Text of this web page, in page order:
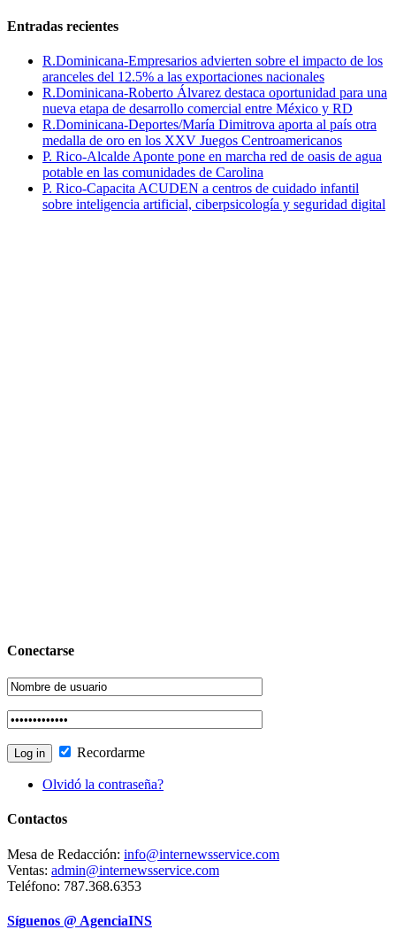
Entradas recientes
R.Dominicana-Empresarios advierten sobre el impacto de los
aranceles del 12.5% a las exportaciones nacionales
R.Dominicana-Roberto Álvarez destaca oportunidad para una
nueva etapa de desarrollo comercial entre México y RD
R.Dominicana-Deportes/María Dimitrova aporta al país otra
medalla de oro en los XXV Juegos Centroamericanos
P. Rico-Alcalde Aponte pone en marcha red de oasis de agua
potable en las comunidades de Carolina
P. Rico-Capacita ACUDEN a centros de cuidado infantil
sobre inteligencia artificial, ciberpsicología y seguridad digital
Conectarse
Recordarme
Olvidó la contraseña?
Contactos
Mesa de Redacción: info@internewsservice.com
Ventas: admin@internewsservice.com
Teléfono: 787.368.6353
Síguenos @ AgenciaINS